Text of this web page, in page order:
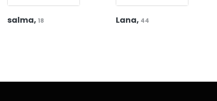
salma, 18 Lana, 44